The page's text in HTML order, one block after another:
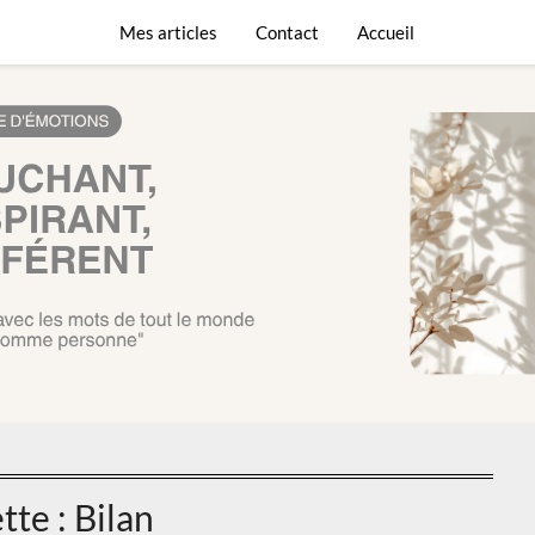
L’écriture est un
Mes articles Contact Accueil
: Bilan